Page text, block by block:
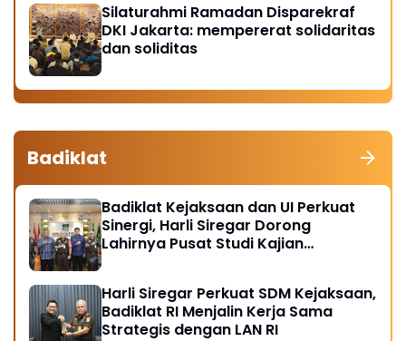
Silaturahmi Ramadan Disparekraf
DKI Jakarta: mempererat solidaritas
dan soliditas
Badiklat
Badiklat Kejaksaan dan UI Perkuat
Sinergi, Harli Siregar Dorong
Lahirnya Pusat Studi Kajian
Harli Siregar Perkuat SDM Kejaksaan,
Badiklat RI Menjalin Kerja Sama
Strategis dengan LAN RI